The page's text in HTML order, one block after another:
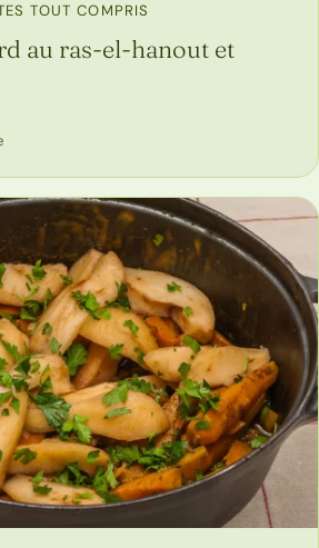
TOUT COMPRIS
au ras-el-hanout et